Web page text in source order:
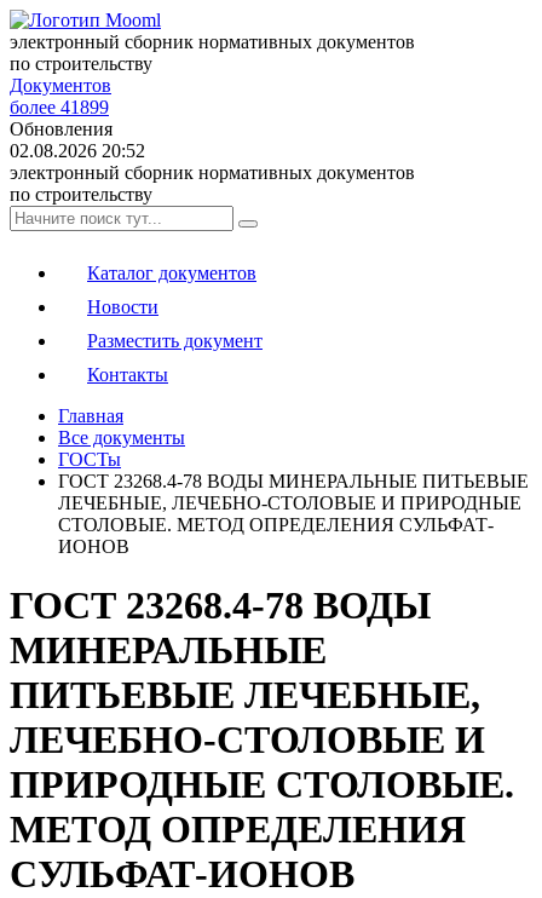
электронный сборник нормативных документов
по строительству
Документов
более 41899
Обновления
02.08.2026 20:52
электронный сборник нормативных документов
по строительству
Каталог документов
Новости
Разместить документ
Контакты
Главная
Все документы
ГОСТы
ГОСТ 23268.4-78 ВОДЫ МИНЕРАЛЬНЫЕ ПИТЬЕВЫЕ
ЛЕЧЕБНЫЕ, ЛЕЧЕБНО-СТОЛОВЫЕ И ПРИРОДНЫЕ
СТОЛОВЫЕ. МЕТОД ОПРЕДЕЛЕНИЯ СУЛЬФАТ-
ИОНОВ
ГОСТ 23268.4-78 ВОДЫ
МИНЕРАЛЬНЫЕ
ПИТЬЕВЫЕ ЛЕЧЕБНЫЕ,
ЛЕЧЕБНО-СТОЛОВЫЕ И
ПРИРОДНЫЕ СТОЛОВЫЕ.
МЕТОД ОПРЕДЕЛЕНИЯ
СУЛЬФАТ-ИОНОВ